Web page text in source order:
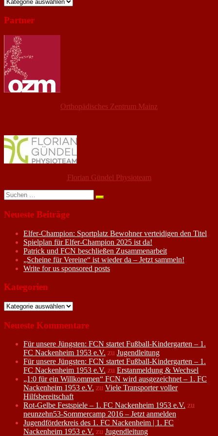
Partner
Orthopädisches Zentrum Mainz
Florian Gündel Physioteam
Suchen
nach:
Neueste Beiträge
Elfer-Champion: Sportplatz Bewohner verteidigen den Titel
Spielplan für Elfer-Champion 2025 ist da!
Patrick und FCN beschließen Zusammenarbeit
„Scheine für Vereine“ ist wieder da – Jetzt sammeln!
Write for us sponsored posts
Kategorien
Kategorien
Neueste Kommentare
Für unsere Jüngsten: FCN startet Fußball-Kindergarten – 1.
FC Nackenheim 1953 e.V. zu Jugendleitung
Für unsere Jüngsten: FCN startet Fußball-Kindergarten – 1.
FC Nackenheim 1953 e.V. zu Erstanmeldung & Wechsel
„1:0 für ein Willkommen“ FCN wird ausgezeichnet – 1. FC
Nackenheim 1953 e.V. zu Viele Transporter voller
Hilfsbereitschaft
Rot-Gelbe Festspiele – 1. FC Nackenheim 1953 e.V. zu
neunzehn53-Sommercamp 2016 – Jetzt anmelden
Jugendförderkreis des 1. FC Nackenheim | 1. FC
Nackenheim 1953 e.V. zu Jugendleitung